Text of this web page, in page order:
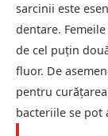
sarcinii este
dentare.
de cel puțin
fluor. De
pentru
bacteriile se pot